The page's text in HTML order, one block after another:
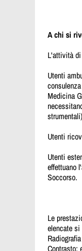
A chi si
L'attività
Utenti
Medicina
Utenti
Utenti
effettuano
Soccorso.
Le
elencate si
Contrasto: